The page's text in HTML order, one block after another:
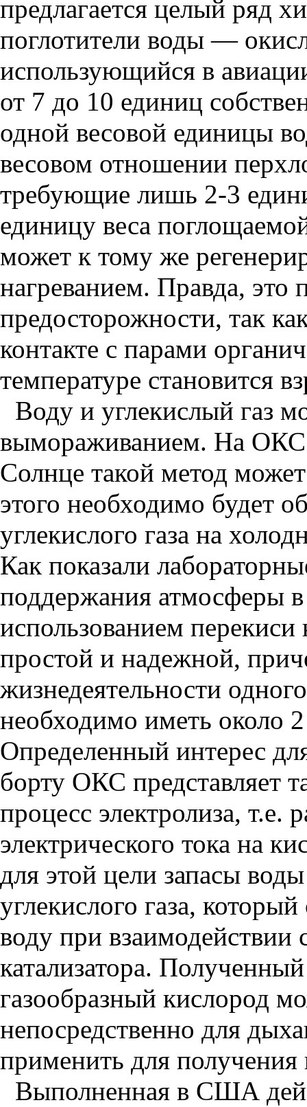
предлагается целый ряд
поглотители воды —
использующийся в
от 7 до 10 единиц
одной весовой единицы
весовом отношении
требующие лишь 2-3
единицу веса
может к тому же
нагреванием. Правда, это
предосторожности, так
контакте с парами
температуре становится
Воду и углекислый газ
вымораживанием. На ОКС
Солнце такой метод
этого необходимо будет
углекислого газа на
Как показали
поддержания атмосферы в
использованием перекиси
простой и надежной,
жизнедеятельности
необходимо иметь около
Определенный интерес
борту ОКС представляет
процесс электролиза, т.е.
электрического тока на
для этой цели запасы
углекислого газа,
воду при взаимодействии
катализатора. Полученный
газообразный кислород
непосредственно для
применить для получения
Выполненная в США